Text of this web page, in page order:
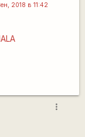
2018 в 11:42
more_vert